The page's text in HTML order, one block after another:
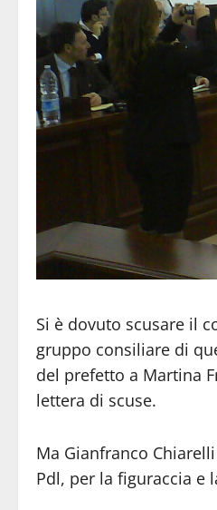
Si è dovuto scusare il
gruppo consiliare di
del prefetto a Martina
lettera di scuse.
Ma Gianfranco
Pdl, per la figuraccia e